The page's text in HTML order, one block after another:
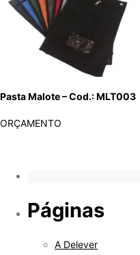
Pasta Malote – Cod.: MLT003
ORÇAMENTO
Páginas
A Delever